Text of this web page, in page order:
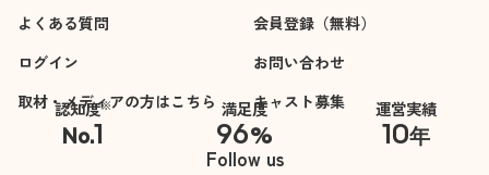
よくある質問
会員登録（無料）
ログイン
お問い合わせ
取材・メディアの方はこちら
キャスト募集
認知度※
No.1
※自社調べ
満足度
96%
運営実績
10年
Follow us